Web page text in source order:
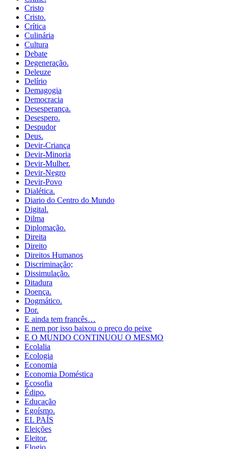
Cristo
Cristo.
Crítica
Culinária
Cultura
Debate
Degeneração.
Deleuze
Delírio
Demagogia
Democracia
Desesperança.
Desespero.
Despudor
Deus.
Devir-Criança
Devir-Minoria
Devir-Mulher.
Devir-Negro
Devir-Povo
Dialética.
Diario do Centro do Mundo
Digital.
Dilma
Diplomação.
Direita
Direito
Direitos Humanos
Discriminação;
Dissimulação.
Ditadura
Doença.
Dogmático.
Dor.
E ainda tem francês…
E nem por isso baixou o preço do peixe
E O MUNDO CONTINUOU O MESMO
Ecolalia
Ecologia
Economia
Economia Doméstica
Ecosofia
Édipo.
Educação
Egoísmo.
EL PAÍS
Eleições
Eleitor.